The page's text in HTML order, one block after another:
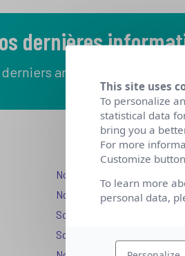
dernières
articles de notre blog
Nos dispositifs pour se
Nos solutions aux
Solution Compétences IA
Solution Seniors+
This site uses
To personalize
statistical data
bring you a
For more
Customize
To learn more
personal data,